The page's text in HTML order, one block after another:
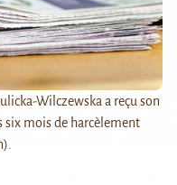
Wilczewska a reçu son
six mois de harcèlement